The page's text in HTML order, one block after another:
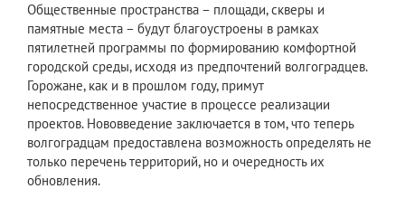
Общественные пространства – площади, скверы и
памятные места – будут благоустроены в рамках
пятилетней программы по формированию комфортной
городской среды, исходя из предпочтений волгоградцев.
Горожане, как и в прошлом году, примут
непосредственное участие в процессе реализации
проектов. Нововведение заключается в том, что теперь
волгоградцам предоставлена возможность определять не
только перечень территорий, но и очередность их
обновления.